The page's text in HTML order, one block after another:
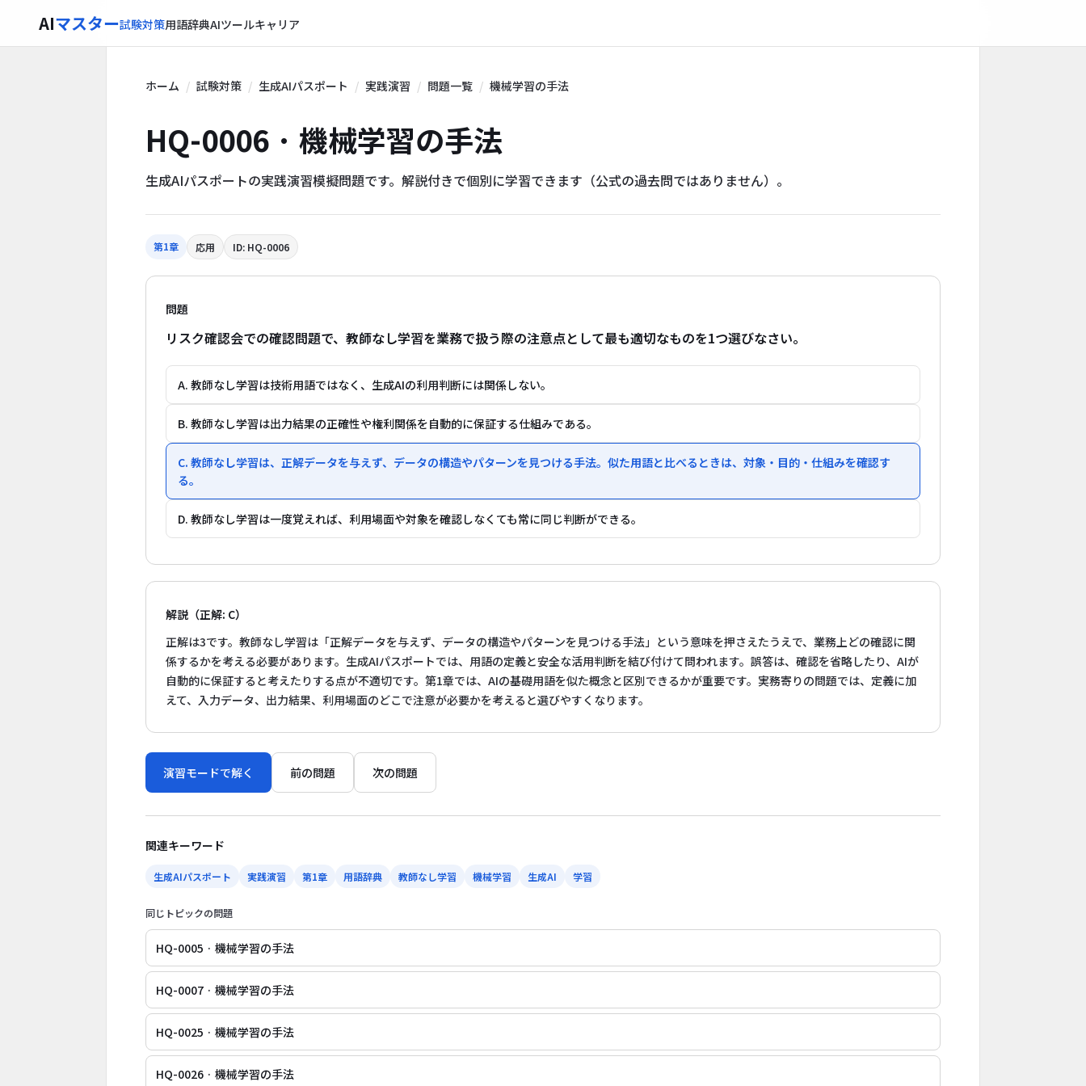
AIマスター試験対策用語辞典AIツールキャリア
ホーム 試験対策 生成AIパスポート 実践演習 問題一覧 機械学習の手法
HQ-0006 · 機械学習の手法
生成AIパスポートの実践演習模擬問題です。解説付きで個別に学習できます（公式の過去問ではありません）。
第1章 応用 ID: HQ-0006
問題
リスク確認会での確認問題で、教師なし学習を業務で扱う際の注意点として最も適切なものを1つ選びなさい。
A. 教師なし学習は技術用語ではなく、生成AIの利用判断には関係しない。
B. 教師なし学習は出力結果の正確性や権利関係を自動的に保証する仕組みである。
C. 教師なし学習は、正解データを与えず、データの構造やパターンを見つける手法。似た用語と比べるときは、対象・目的・仕組みを確認す
る。
D. 教師なし学習は一度覚えれば、利用場面や対象を確認しなくても常に同じ判断ができる。
解説（正解: C）
正解は3です。教師なし学習は「正解データを与えず、データの構造やパターンを見つける手法」という意味を押さえたうえで、業務上どの確認に関
係するかを考える必要があります。生成AIパスポートでは、用語の定義と安全な活用判断を結び付けて問われます。誤答は、確認を省略したり、AIが
自動的に保証すると考えたりする点が不適切です。第1章では、AIの基礎用語を似た概念と区別できるかが重要です。実務寄りの問題では、定義に加
えて、入力データ、出力結果、利用場面のどこで注意が必要かを考えると選びやすくなります。
演習モードで解く 前の問題 次の問題
関連キーワード
生成AIパスポート 実践演習 第1章 用語辞典 教師なし学習 機械学習 生成AI 学習
同じトピックの問題
HQ-0005 · 機械学習の手法
HQ-0007 · 機械学習の手法
HQ-0025 · 機械学習の手法
HQ-0026 · 機械学習の手法